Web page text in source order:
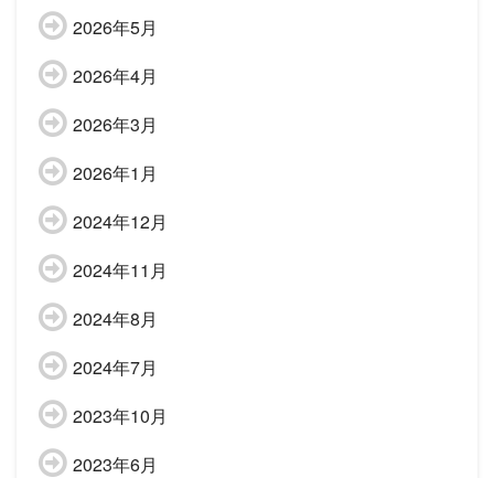
2026年5月
2026年4月
2026年3月
2026年1月
2024年12月
2024年11月
2024年8月
2024年7月
2023年10月
2023年6月